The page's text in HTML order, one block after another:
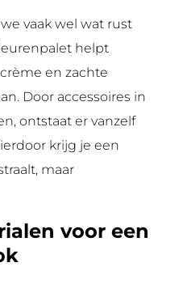
vaak wel wat rust
helpt
en zachte
Door accessoires in
ontstaat er vanzelf
krijg je een
maar
voor een